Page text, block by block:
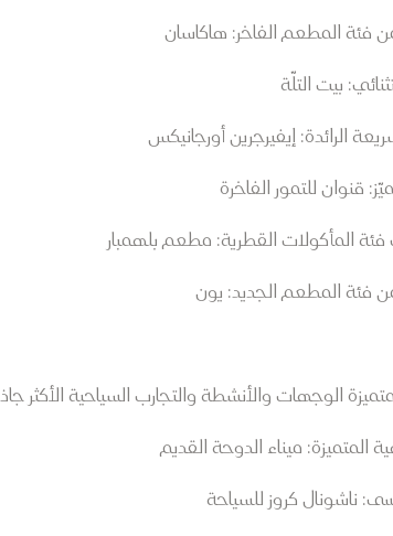
المطعم الفاخر: هاكاسان
بيت التلّة
إيفيرجرين أورجانيكس
للتمور الفاخرة
المأكولات القطرية: مطعم بلهمبار
فئة المطعم الجديد: يون
الوجهات والأنشطة والتجارب السياحية الأكثر جاذبية
ميناء الدوحة القديم
ناشونال كروز للسياحة